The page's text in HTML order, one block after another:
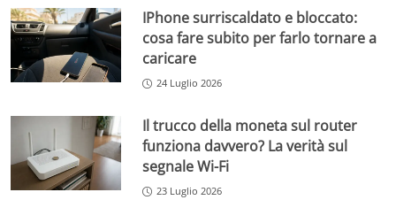
IPhone surriscaldato e bloccato:
cosa fare subito per farlo tornare a
caricare
24 Luglio 2026
Il trucco della moneta sul router
funziona davvero? La verità sul
segnale Wi-Fi
23 Luglio 2026